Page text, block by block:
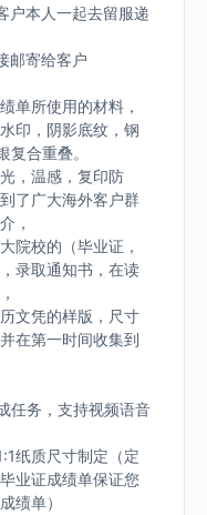
户本人一起去留服递
邮寄给客户
单所使用的材料，
印，阴影底纹，钢
合重叠。
，温感，复印防
了广大海外客户群
，
院校的（毕业证，
录取通知书，在读
文凭的样版，尺寸
在第一时间收集到
任务，支持视频语音
纸质尺寸制定（定
业证成绩单保证您
绩单）